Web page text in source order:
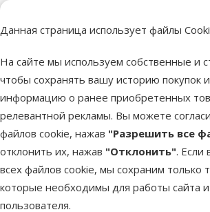
Данная страница использует файлы
На сайте мы используем собственные и
чтобы сохранять вашу историю покупок
информацию о ранее приобретенных
релевантной рекламы. Вы можете
файлов cookie, нажав "Разрешить все
отклонить их, нажав "Отклонить". Если
всех файлов cookie, мы сохраним только
которые необходимы для работы сайта
пользователя.
⭐⭐⭐
Вид консерв
Возраст кошки
Вес упаковки
Бренд
Номер в каталоге
EAN